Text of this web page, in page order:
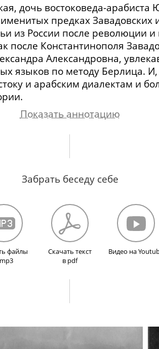
дочь востоковеда-арабиста
предках Завадовских
из России после революции
после Константинополя
Александровна,
языков по методу Берлица.
и арабским диалектам и
причинах своей болезни. Род
Выживание русских
иностранных языков
людьми. Интерес
и языками, влияние И.
Показать аннотацию
Забрать беседу себе
файлы
Скачать текст
в pdf
Видео на